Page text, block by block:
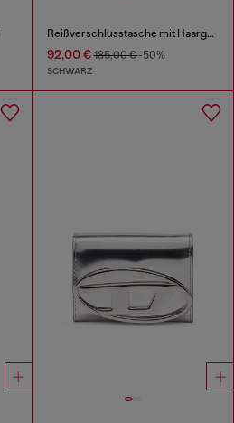
Reißverschlusstasche mit Haargummi-ähnlichem Handgelenkriemen
92,00 €185,00 €-50%
SCHWARZ